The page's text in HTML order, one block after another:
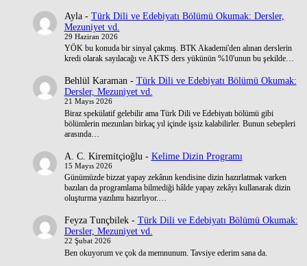
Ayla- Türk Dili ve Edebiyatı Bölümü Okumak: Dersler,
Mezuniyet vd.
29 Haziran 2026
YÖK bu konuda bir sinyal çakmış. BTK Akademi'den alınan derslerin
kredi olarak sayılacağı ve AKTS ders yükünün %10'unun bu şekilde…
Behlül Karaman- Türk Dili ve Edebiyatı Bölümü Okumak:
Dersler, Mezuniyet vd.
21 Mayıs 2026
Biraz spekülatif gelebilir ama Türk Dili ve Edebiyatı bölümü gibi
bölümlerin mezunları birkaç yıl içinde işsiz kalabilirler. Bunun sebepleri
arasında…
A. C. Kiremitçioğlu - Kelime Dizin Programı
15 Mayıs 2026
Günümüzde bizzat yapay zekânın kendisine dizin hazırlatmak varken
bazıları da programlama bilmediği hâlde yapay zekâyı kullanarak dizin
oluşturma yazılımı hazırlıyor.…
Feyza Tunçbilek- Türk Dili ve Edebiyatı Bölümü Okumak:
Dersler, Mezuniyet vd.
22 Şubat 2026
Ben okuyorum ve çok da memnunum. Tavsiye ederim sana da.